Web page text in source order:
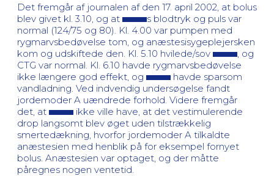
Det fremgår af journalen af den 17. april 2002, at bolus
blev givet kl. 3.10, og at
s blodtryk og puls var
normal (124/75 og 80). Kl. 4.00 var pumpen med
rygmarvsbedøvelse tom, og anæstesisygeplejersken
kom og udskiftede den. Kl. 5.10 hvilede/sov
, og
CTG var normal. Kl. 6.10 havde rygmarvsbedøvelse
ikke længere god effekt, og
havde sparsom
vandladning. Ved indvendig undersøgelse fandt
jordemoder A uændrede forhold. Videre fremgår
det, at
ikke ville have, at det vestimulerende
drop langsomt blev øget uden tilstrækkelig
smertedækning, hvorfor jordemoder A tilkaldte
anæstesien med henblik på for eksempel fornyet
bolus. Anæstesien var optaget, og der måtte
påregnes nogen ventetid.